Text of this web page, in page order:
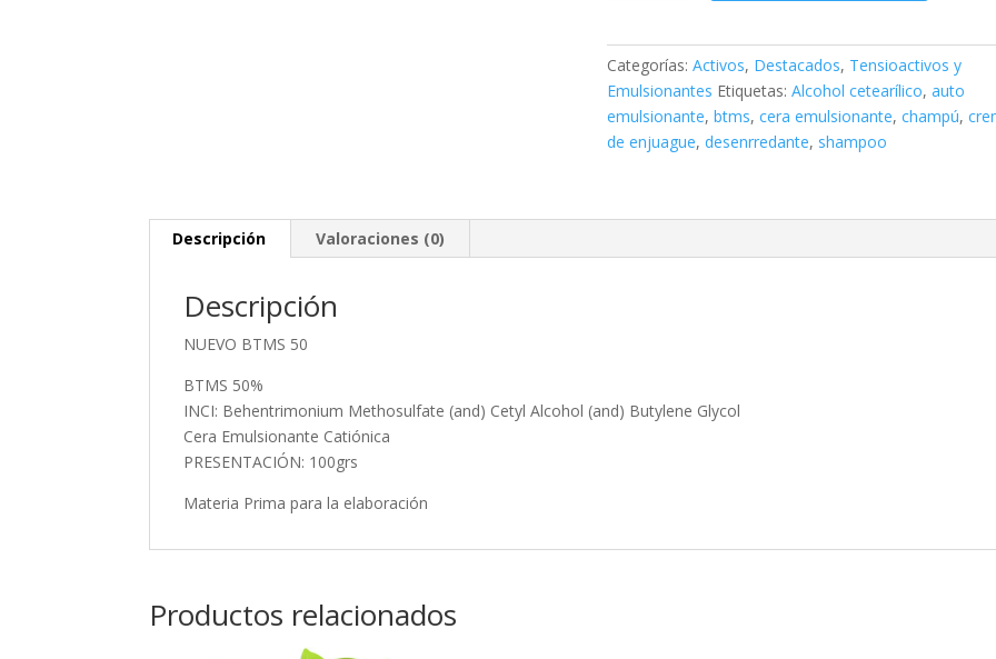
Emulsionante
100grs
cantidad
Categorías:Activos, Destacados, Tensioactivos y
Emulsionantes Etiquetas:Alcohol cetearílico,auto
emulsionante,btms,cera emulsionante,champú,
de enjuague,desenrredante, shampoo
Descripción Valoraciones (0)
Descripción
NUEVO BTMS 50
BTMS 50%
INCI: Behentrimonium Methosulfate (and) Cetyl Alcohol (and) Butylene Glycol
Cera Emulsionante Catiónica
PRESENTACIÓN: 100grs
Materia Prima para la elaboración
Productos relacionados